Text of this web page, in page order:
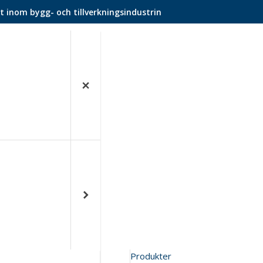
inom bygg- och tillverkningsindustrin
Produkter